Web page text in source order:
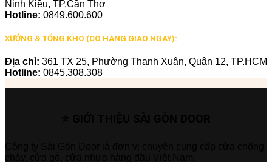
Ninh Kiều, TP.Cần Thơ
Hotline: 0849.600.600
XƯỞNG & TỔNG KHO (CÓ HÀNG GIAO NGAY):
Địa chỉ: 361 TX 25, Phường Thạnh Xuân, Quận 12, TP.HCM
Hotline: 0845.308.308